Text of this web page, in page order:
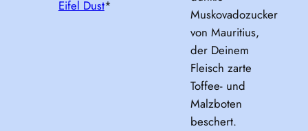
Eifel Dust*
Muskovadozucker
von Mauritius,
der Deinem
Fleisch zarte
Toffee- und
Malzboten
beschert.